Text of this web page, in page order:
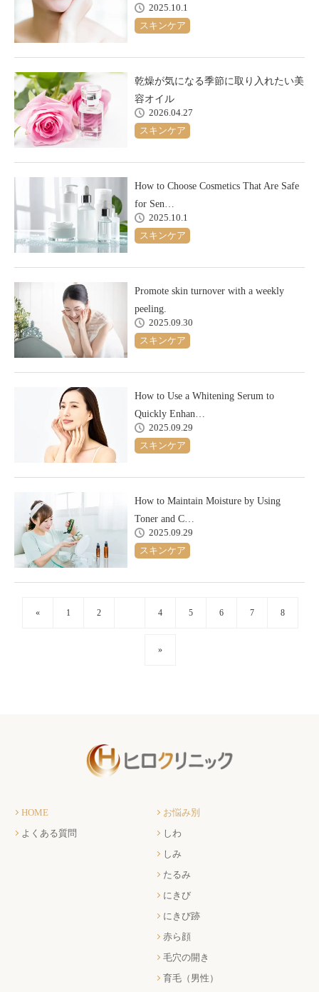
2025.10.1
スキンケア
乾燥が気になる季節に取り入れたい美
容オイル
2026.04.27
スキンケア
How to Choose Cosmetics That Are Safe
for Sen…
2025.10.1
スキンケア
Promote skin turnover with a weekly
peeling.
2025.09.30
スキンケア
How to Use a Whitening Serum to
Quickly Enhan…
2025.09.29
スキンケア
How to Maintain Moisture by Using
Toner and C…
2025.09.29
スキンケア
« 1 2 4 5 6 7 8
»
HOME
よくある質問
お悩み別
しわ
しみ
たるみ
にきび
にきび跡
赤ら顔
毛穴の開き
育毛（男性）